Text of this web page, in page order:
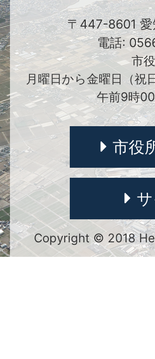
〒447-8601 愛
電話:
市
月曜日から金曜日（祝
午前9時
市役
Copyright © 2018